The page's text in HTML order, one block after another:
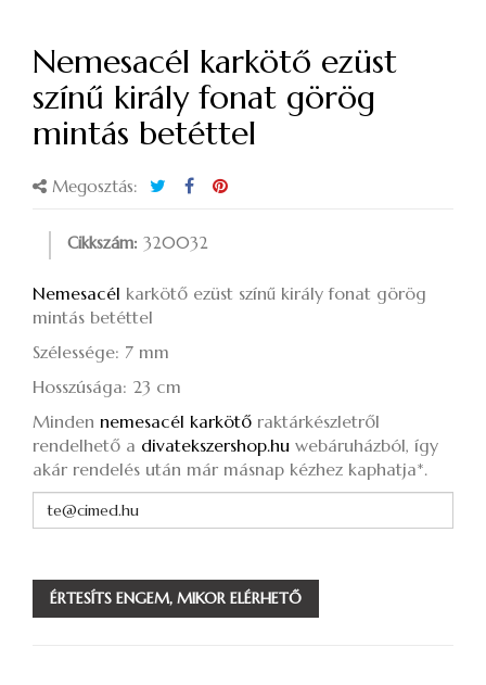
Nemesacél karkötő ezüst
színű király fonat görög
mintás betéttel
Megosztás:
Cikkszám: 320032
Nemesacél karkötő ezüst színű király fonat görög
mintás betéttel
Szélessége: 7 mm
Hosszúsága: 23 cm
Minden nemesacél karkötő raktárkészletről
rendelhető a divatekszershop.hu webáruházból, így
akár rendelés után már másnap kézhez kaphatja*.
ÉRTESÍTS ENGEM, MIKOR ELÉRHETŐ